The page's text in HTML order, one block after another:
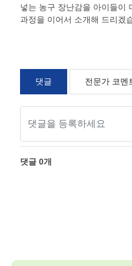
넣는 농구 장난감을 아이들이
과정을 이어서 소개해 드리겠
댓글 전문가 코멘
댓글0개